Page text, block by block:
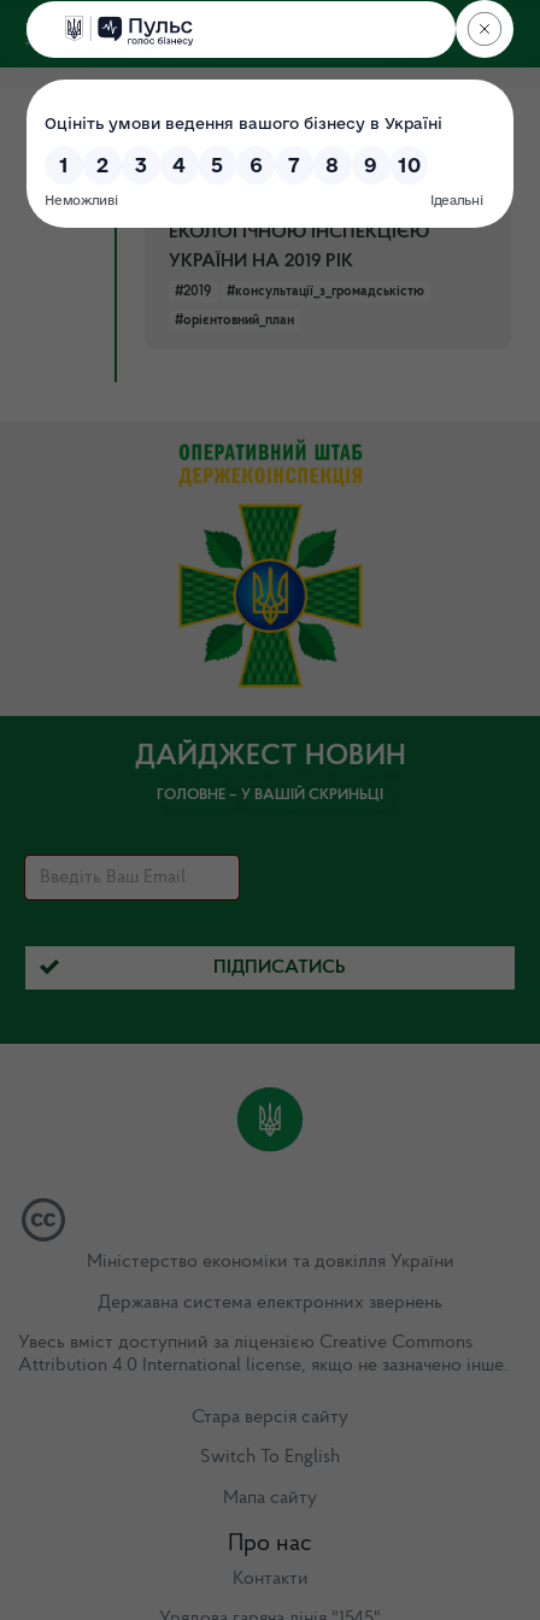
ДЕРЖЕКОІНСПЕКЦІЯ
14.01.2019
Документ
КОНСУЛЬТАЦІЙ З
ГРОМАДСЬКІСТЮ ДЕРЖАВНОЮ
ЕКОЛОГІЧНОЮ ІНСПЕКЦІЄЮ
УКРАЇНИ НА 2019 РІК
#2019
#консультації_з_громадськістю
#орієнтовний_план
ДАЙДЖЕСТ НОВИН
ГОЛОВНЕ – У ВАШІЙ СКРИНЬЦІ
ПІДПИСАТИСЬ
Міністерство економіки та довкілля України
Державна система електронних звернень
Увесь вміст доступний за ліцензією Creative Commons
Attribution 4.0 International license, якщо не зазначено інше.
Стара версія сайту
Switch To English
Мапа сайту
Про нас
Контакти